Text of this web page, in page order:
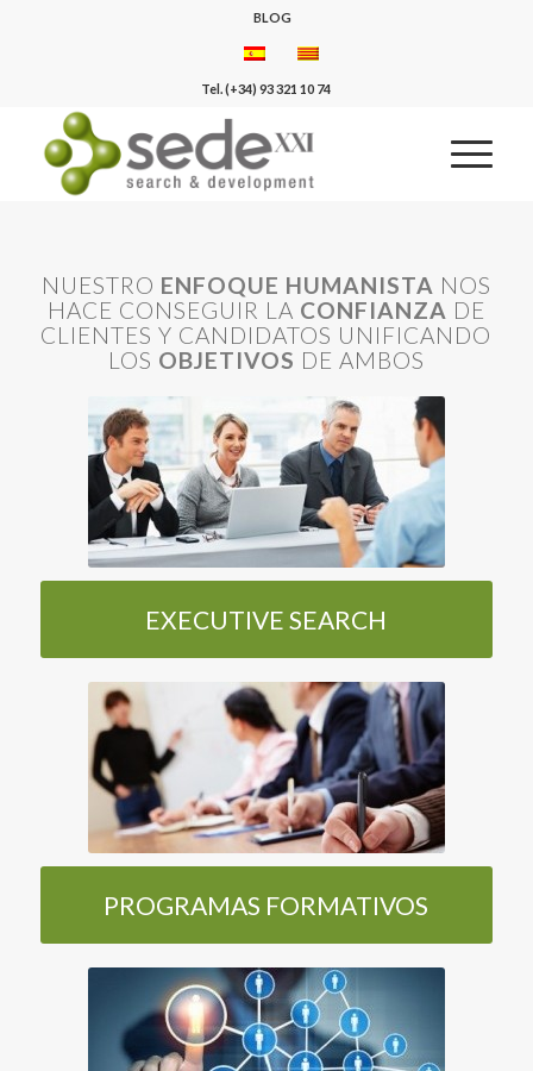
BLOG
Tel. (+34) 93 321 10 74
NUESTRO ENFOQUE HUMANISTA NOS
HACE CONSEGUIR LA CONFIANZA DE
CLIENTES Y CANDIDATOS UNIFICANDO
LOS OBJETIVOS DE AMBOS
EXECUTIVE SEARCH
PROGRAMAS FORMATIVOS